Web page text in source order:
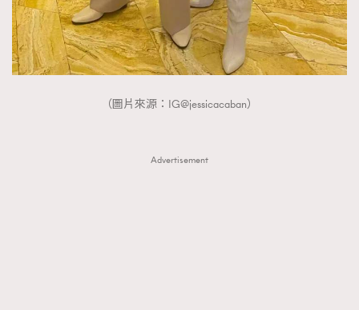
（圖片來源：IG@jessicacaban）
Advertisement